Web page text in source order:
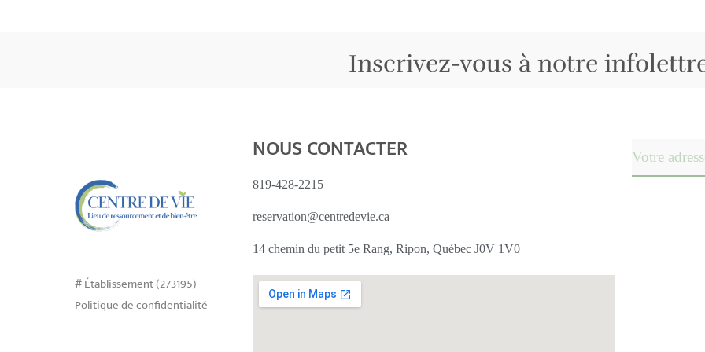
Inscrivez-vous à notre
# Établissement (273195)
Politique de confidentialité
NOUS CONTACTER
819-428-2215
reservation@centredevie.ca
14 chemin du petit 5e Rang, Ripon, Québec J0V 1V0